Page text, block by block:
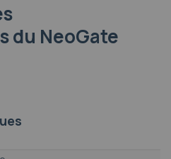
du NeoGate